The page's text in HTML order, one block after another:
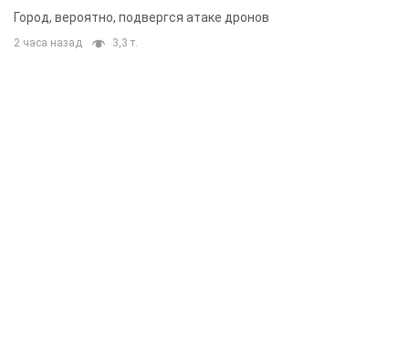
Город, вероятно, подвергся атаке дронов
2 часа назад 3,3 т.